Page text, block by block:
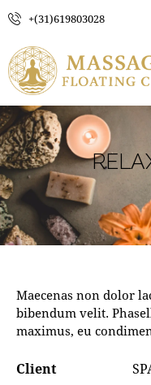
+(31)619803028
Maecenas non dolor
bibendum velit.
maximus, eu
Client